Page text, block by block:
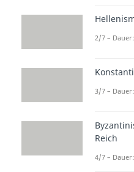
Du
hierund im
Klasse 8
2/7 –
3/7 –
Reich
4/7 –